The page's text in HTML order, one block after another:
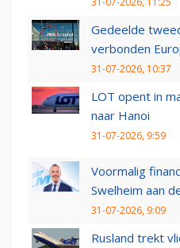
Gedeelde
verbonden
31-07-2026, 10:37
LOT opent in
naar Hanoi
31-07-2026, 9:59
Voormalig
Swelheim aan
31-07-2026, 9:09
Rusland trekt